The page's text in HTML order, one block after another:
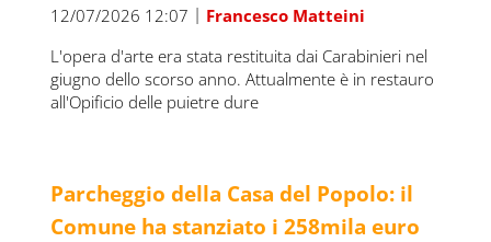
12/07/2026 12:07 | Francesco Matteini
L'opera d'arte era stata restituita dai Carabinieri nel
giugno dello scorso anno. Attualmente è in restauro
all'Opificio delle puietre dure
Parcheggio della Casa del Popolo: il
Comune ha stanziato i 258mila euro